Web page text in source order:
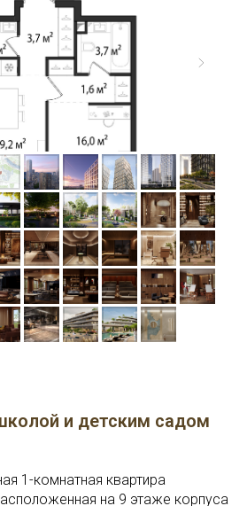
и детским садом
1-комнатная квартира
на 9 этаже корпуса